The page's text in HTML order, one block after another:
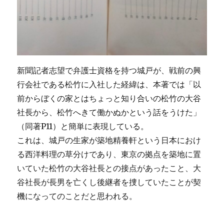
新聞記者志望で弁護士資格を持つ城戸が、戦前の興
行会社である松竹に入社した経緯は、本著では「以
前からぼくの家とはちょっと知り合いの松竹の大谷
社長から、松竹へきて働かぬかという話をうけた」
（同著P11）と簡単に表現している。
これは、城戸の生家が築地精養軒という日本におけ
る西洋料理の草分けであり、東京の拠点を築地に置
いていた松竹の大谷社長との接点があったこと、大
谷社長が長男を亡くし後継者を捜していたことが契
機になってのことだと思われる。